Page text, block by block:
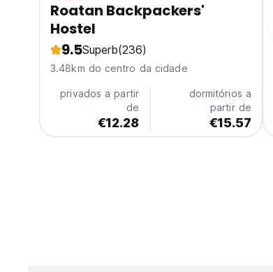
Roatan Backpackers'
Hostel
9.5Superb(236)
3.48km do centro da cidade
privados a partir
de
€12.28
dormitórios a
partir de
€15.57